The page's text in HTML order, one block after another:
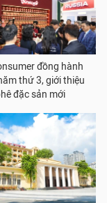
đồng hành
thứ 3, giới thiệu
đặc sản mới